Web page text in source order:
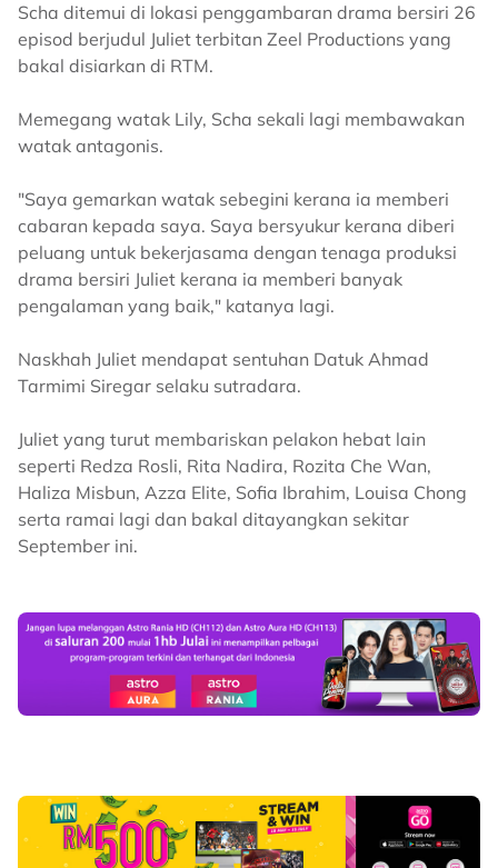
Scha ditemui di lokasi penggambaran drama bersiri 26
episod berjudul Juliet terbitan Zeel Productions yang
bakal disiarkan di RTM.
Memegang watak Lily, Scha sekali lagi membawakan
watak antagonis.
"Saya gemarkan watak sebegini kerana ia memberi
cabaran kepada saya. Saya bersyukur kerana diberi
peluang untuk bekerjasama dengan tenaga produksi
drama bersiri Juliet kerana ia memberi banyak
pengalaman yang baik," katanya lagi.
Naskhah Juliet mendapat sentuhan Datuk Ahmad
Tarmimi Siregar selaku sutradara.
Juliet yang turut membariskan pelakon hebat lain
seperti Redza Rosli, Rita Nadira, Rozita Che Wan,
Haliza Misbun, Azza Elite, Sofia Ibrahim, Louisa Chong
serta ramai lagi dan bakal ditayangkan sekitar
September ini.